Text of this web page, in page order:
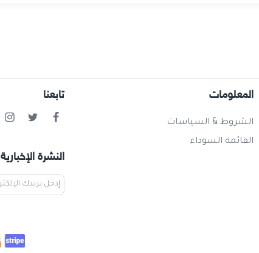
المعلومات
الشروط & السياسات
القائمة السوداء
تابعنا
النشرة الإخبارية